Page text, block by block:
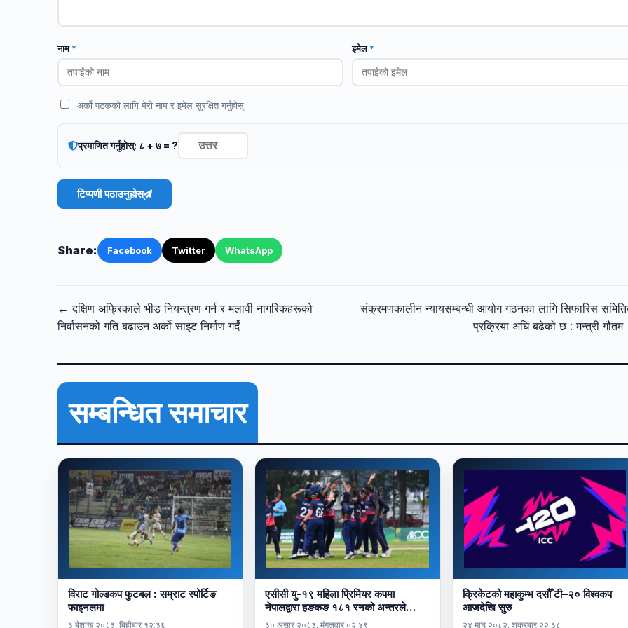
नाम* इमेल*
अर्को पटकको लागि मेरो नाम र इमेल सुरक्षित गर्नुहोस्
प्रमाणित गर्नुहोस्: ८ + ७ = ?
टिप्पणी पठाउनुहोस्
Share: Facebook Twitter WhatsApp
← दक्षिण अफ्रिकाले भीड नियन्त्रण गर्न र मलावी नागरिकहरूको
निर्वासनको गति बढाउन अर्को साइट निर्माण गर्दै
संक्रमणकालीन न्यायसम्बन्धी आयोग गठनका लागि सिफारिस
प्रक्रिया अघि बढेको छ : मन्त्री
सम्बन्धित समाचार
विराट गोल्डकप फुटबल : सम्राट स्पोर्टिङ
फाइनलमा
३ बैशाख २०८३, बिहीबार १२:३६
एसीसी यु-१९ महिला प्रिमियर कपमा
नेपालद्वारा हङकङ १८१ रनको अन्तरले…
३० असार २०८३, मंगलवार ०२:४९
क्रिकेटको महाकुम्भ दसौँ टी–२० विश्वकप
आजदेखि सुरु
२४ माघ २०८२, शुक्रबार २२:३८